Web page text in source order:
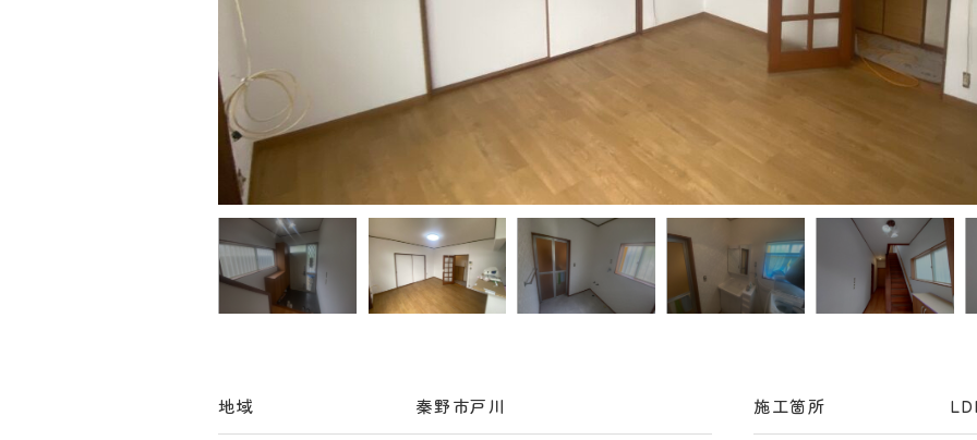
地域 秦野市戸川 施工箇所